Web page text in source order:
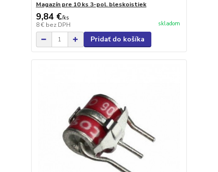
Magazín pre 10 ks 3-pol. bleskoistiek
9,84 €/ks
8 € bez DPH skladom
Pridať do košíka